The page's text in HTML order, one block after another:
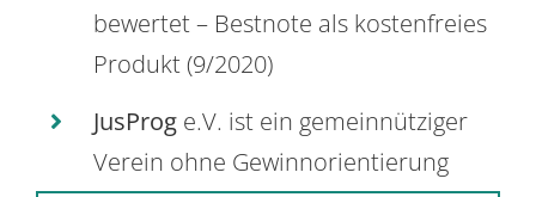
bewertet – Bestnote als kostenfreies
Produkt (9/2020)
JusProg e.V. ist ein gemeinnütziger
Verein ohne Gewinnorientierung